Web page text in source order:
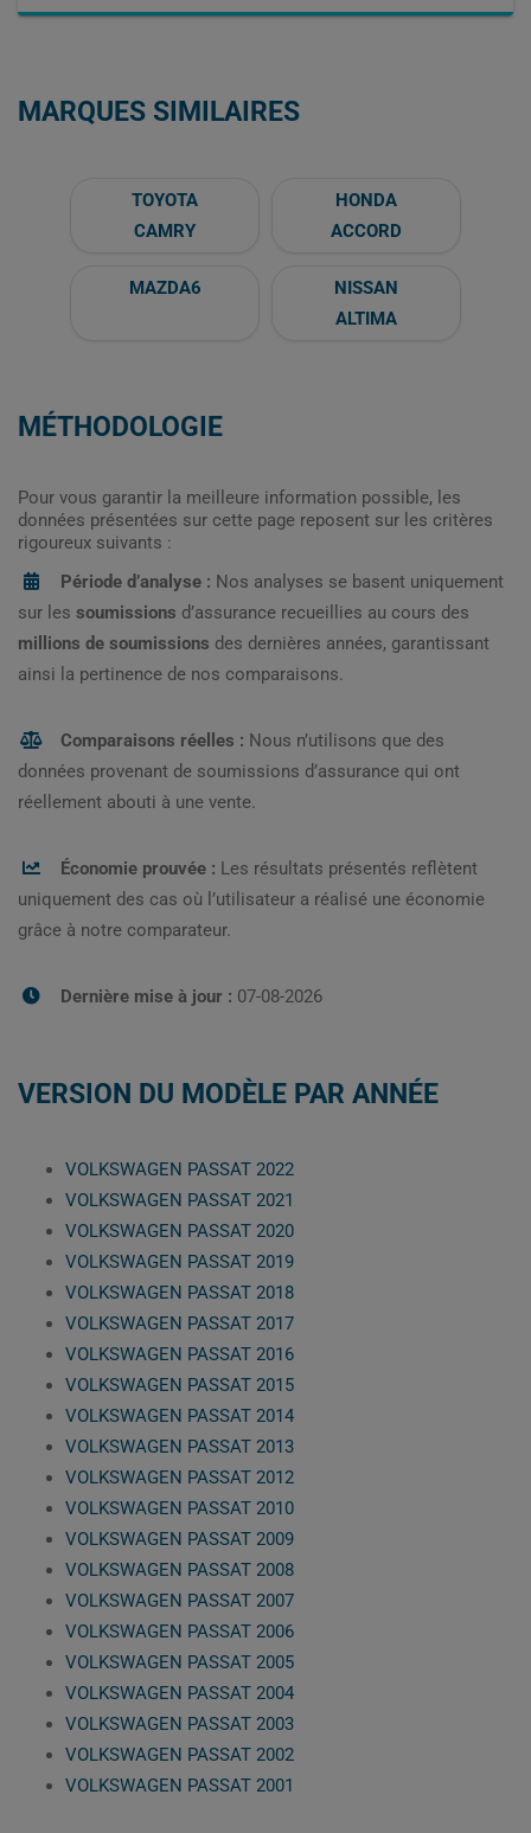
MARQUES SIMILAIRES
TOYOTA
CAMRY
HONDA
ACCORD
MAZDA6
NISSAN
ALTIMA
MÉTHODOLOGIE
Pour vous garantir la meilleure information possible, les
données présentées sur cette page reposent sur les critères
rigoureux suivants :
Période d’analyse : Nos analyses se basent uniquement
sur les soumissions d’assurance recueillies au cours des
millions de soumissions des dernières années, garantissant
ainsi la pertinence de nos comparaisons.
Comparaisons réelles : Nous n’utilisons que des
données provenant de soumissions d’assurance qui ont
réellement abouti à une vente.
Économie prouvée : Les résultats présentés reflètent
uniquement des cas où l’utilisateur a réalisé une économie
grâce à notre comparateur.
Dernière mise à jour : 07-08-2026
VERSION DU MODÈLE PAR ANNÉE
VOLKSWAGEN PASSAT 2022
VOLKSWAGEN PASSAT 2021
VOLKSWAGEN PASSAT 2020
VOLKSWAGEN PASSAT 2019
VOLKSWAGEN PASSAT 2018
VOLKSWAGEN PASSAT 2017
VOLKSWAGEN PASSAT 2016
VOLKSWAGEN PASSAT 2015
VOLKSWAGEN PASSAT 2014
VOLKSWAGEN PASSAT 2013
VOLKSWAGEN PASSAT 2012
VOLKSWAGEN PASSAT 2010
VOLKSWAGEN PASSAT 2009
VOLKSWAGEN PASSAT 2008
VOLKSWAGEN PASSAT 2007
VOLKSWAGEN PASSAT 2006
VOLKSWAGEN PASSAT 2005
VOLKSWAGEN PASSAT 2004
VOLKSWAGEN PASSAT 2003
VOLKSWAGEN PASSAT 2002
VOLKSWAGEN PASSAT 2001